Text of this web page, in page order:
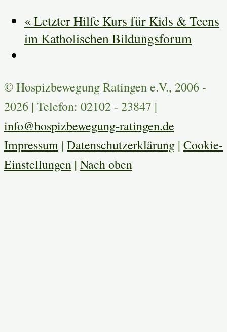
« Letzter Hilfe Kurs für Kids & Teens
im Katholischen Bildungsforum
© Hospizbewegung Ratingen e.V., 2006 -
2026 | Telefon: 02102 - 23847 |
info@hospizbewegung-ratingen.de
Impressum | Datenschutzerklärung | Cookie-
Einstellungen | Nach oben